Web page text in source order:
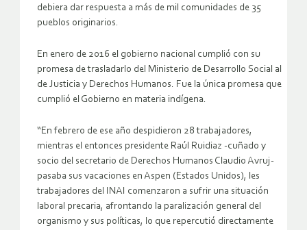
debiera dar respuesta a más de mil comunidades de 35
pueblos originarios.
En enero de 2016 el gobierno nacional cumplió con su
promesa de trasladarlo del Ministerio de Desarrollo Social al
de Justicia y Derechos Humanos. Fue la única promesa que
cumplió el Gobierno en materia indígena.
“En febrero de ese año despidieron 28 trabajadores,
mientras el entonces presidente Raúl Ruidiaz -cuñado y
socio del secretario de Derechos Humanos Claudio Avruj-
pasaba sus vacaciones en Aspen (Estados Unidos), les
trabajadores del INAI comenzaron a sufrir una situación
laboral precaria, afrontando la paralización general del
organismo y sus políticas, lo que repercutió directamente